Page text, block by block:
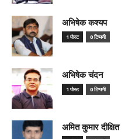
अभिषेक कश्यप
1 पोस्ट 0 टिप्पणी
अभिषेक चंदन
1 पोस्ट 0 टिप्पणी
अमित कुमार दीक्षित